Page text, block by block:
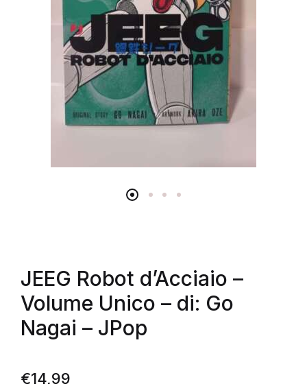
JEEG Robot d’Acciaio –
Volume Unico – di: Go
Nagai – JPop
€14,99